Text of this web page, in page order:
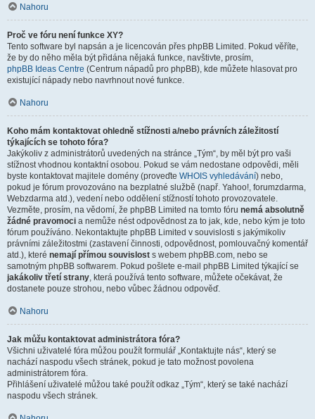
Nahoru
Proč ve fóru není funkce XY?
Tento software byl napsán a je licencován přes phpBB Limited. Pokud věříte,
že by do něho měla být přidána nějaká funkce, navštivte, prosím,
phpBB Ideas Centre (Centrum nápadů pro phpBB), kde můžete hlasovat pro
existující nápady nebo navrhnout nové funkce.
Nahoru
Koho mám kontaktovat ohledně stížnosti a/nebo právních záležitostí
týkajících se tohoto fóra?
Jakýkoliv z administrátorů uvedených na stránce „Tým“, by měl být pro vaši
stížnost vhodnou kontaktní osobou. Pokud se vám nedostane odpovědi, měli
byste kontaktovat majitele domény (proveďte WHOIS vyhledávání) nebo,
pokud je fórum provozováno na bezplatné službě (např. Yahoo!, forumzdarma,
Webzdarma atd.), vedení nebo oddělení stížností tohoto provozovatele.
Vezměte, prosím, na vědomí, že phpBB Limited na tomto fóru nemá absolutně
žádné pravomoci a nemůže nést odpovědnost za to jak, kde, nebo kým je toto
fórum používáno. Nekontaktujte phpBB Limited v souvislosti s jakýmikoliv
právními záležitostmi (zastavení činnosti, odpovědnost, pomlouvačný komentář
atd.), které nemají přímou souvislost s webem phpBB.com, nebo se
samotným phpBB softwarem. Pokud pošlete e-mail phpBB Limited týkající se
jakákoliv třetí strany, která používá tento software, můžete očekávat, že
dostanete pouze strohou, nebo vůbec žádnou odpověď.
Nahoru
Jak můžu kontaktovat administrátora fóra?
Všichni uživatelé fóra můžou použít formulář „Kontaktujte nás“, který se
nachází naspodu všech stránek, pokud je tato možnost povolena
administrátorem fóra.
Přihlášení uživatelé můžou také použít odkaz „Tým“, který se také nachází
naspodu všech stránek.